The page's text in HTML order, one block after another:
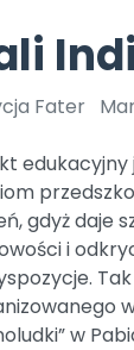
czerwca 2024
r. Nr decyzji:
Online.
Bliżej Pieska
Pomoc
Książka (dla)
TikTok
Zobacz nas na
YouTube
Filmy edukacyjne
Fater
gdyż daje
i
w